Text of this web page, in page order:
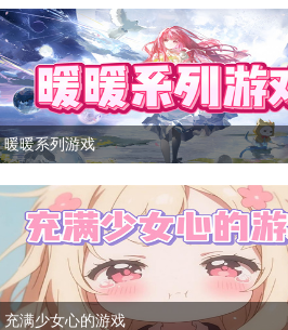
暖暖系列游戏
充满少女心的游戏